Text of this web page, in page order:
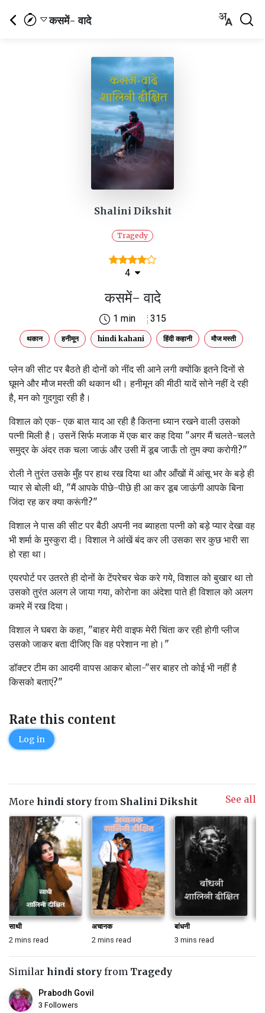
कसमें- वादे
Shalini Dikshit
Tragedy
4
कसमें- वादे
1 min 315
थकान हनीमून hindi kahani हिंदी कहानी मौज मस्ती
प्लेन की सीट पर बैठते ही दोनों को नींद सी आने लगी क्योंकि इतने दिनों से
घूमने और मौज मस्ती की थकान थी। हनीमून की मीठी यादें सोने नहीं दे रही
है, मन को गुदगुदा रही है।
विशाल को एक- एक बात याद आ रही है कितना ध्यान रखने वाली उसको
पत्नी मिली है। उसनें सिर्फ मजाक में एक बार कह दिया "अगर मैं चलते-चलते
समुद्र के अंदर तक चला जाऊं और उसी में डूब जाऊँ तो तुम क्या करोगी?"
रोली ने तुरंत उसके मुँह पर हाथ रख दिया था और आँखों में आंसू भर के बड़े ही
प्यार से बोली थी, "मैं आपके पीछे-पीछे ही आ कर डूब जाऊंगी आपके बिना
जिंदा रह कर क्या करूंगी?"
विशाल ने पास की सीट पर बैठी अपनी नव ब्याहता पत्नी को बड़े प्यार देखा वह
भी शर्मा के मुस्कुरा दी। विशाल ने आंखें बंद कर ली उसका सर कुछ भारी सा
हो रहा था।
एयरपोर्ट पर उतरते ही दोनों के टेंपरेचर चेक करे गये, विशाल को बुखार था तो
उसको तुरंत अलग ले जाया गया, कोरोना का अंदेशा पाते ही विशाल को अलग
कमरे में रख दिया।
विशाल ने घबरा के कहा, "बाहर मेरी वाइफ मेरी चिंता कर रही होगी प्लीज
उसको जाकर बता दीजिए कि वह परेशान ना हो।"
डॉक्टर टीम का आदमी वापस आकर बोला-"सर बाहर तो कोई भी नहीं है
किसको बताएं?"
Rate this content
Log in
More hindi story from Shalini Dikshit See all
साथी
2 mins read
अचानक
2 mins read
बांधनी
3 mins read
Similar hindi story from Tragedy
Prabodh Govil
3 Followers